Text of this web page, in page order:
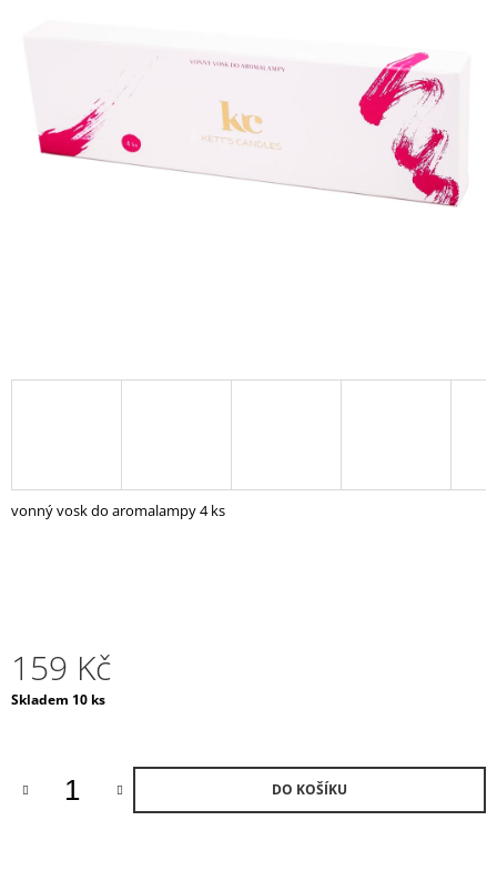
vonný vosk do aromalampy 4 ks
159 Kč
Měrná
Skladem 10 ks
DO KOŠÍKU
U
J
TREASURE
VONNÁ
SVÍČKA
/
Kč